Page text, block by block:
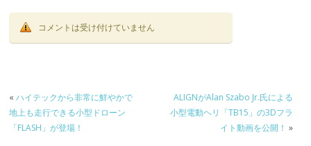
コメントは受け付けていません
«ハイテックから非常に鮮やかで
地上も走行できる小型ドローン
「FLASH」が登場！
ALIGNがAlan Szabo Jr.氏による
小型電動ヘリ「TB15」の3Dフラ
イト動画を公開！ »